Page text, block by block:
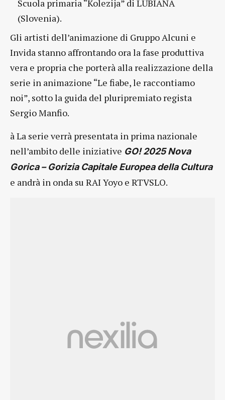
Scuola primaria “Kolezija” di LUBIANA
(Slovenia).
Gli artisti dell’animazione di Gruppo Alcuni e
Invida stanno affrontando ora la fase produttiva
vera e propria che porterà alla realizzazione della
serie in animazione “Le fiabe, le raccontiamo
noi”, sotto la guida del pluripremiato regista
Sergio Manfio.
à La serie verrà presentata in prima nazionale
nell’ambito delle iniziative GO! 2025 Nova
Gorica – Gorizia Capitale Europea della Cultura
e andrà in onda su RAI Yoyo e RTVSLO.